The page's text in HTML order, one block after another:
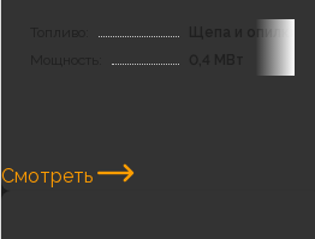
Смотреть